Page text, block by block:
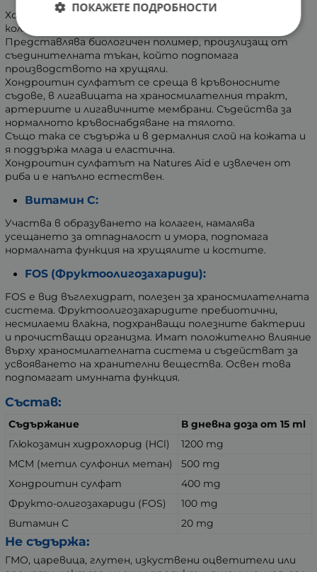
Хондроитин сулфатът се свързва с еластина и
колагена при образуването на хрущялната тъкан.
Представлява биологичен полимер, произлизащ от
съединителната тъкан, който подпомага
производството на хрущяли.
Хондроитин сулфатът се среща в кръвоносните
съдове, в лигавицата на храносмилателния тракт,
артериите и лигавичните мембрани. Съдейства за
нормалното кръвоснабдяване на тялото.
Също така се съдържа и в дермалния слой на кожата и
я поддържа млада и еластична.
Хондроитин сулфатът на Natures Aid е извлечен от
риба и е напълно естествен.
Витамин C:
Участва в образуването на колаген, намалява
усещането за отпадналост и умора, подпомага
нормалната функция на хрущялите и костите.
FOS (Фруктоолигозахариди):
FOS е вид въглехидрат, полезен за храносмилателната
система. Фруктоолигозахаридите пребиотични,
несмилаеми влакна, подхранващи полезните бактерии
и прочистващи организма. Имат положително влияние
върху храносмилателната система и съдействат за
усвояването на хранителни вещества. Освен това
подпомагат имунната функция.
Състав:
Съдържание
В дневна доза от 15 ml
Глюкозамин хидрохлорид (HCl)
1200 mg
МСМ (метил сулфонил метан)
500 mg
Хондроитин сулфат
400 mg
Фрукто-олигозахариди (FOS)
100 mg
Витамин С
20 mg
Не съдържа:
ГМО, царевица, глутен, изкуствени оцветители или
ПОКАЖЕТЕ ПОДРОБНОСТИ